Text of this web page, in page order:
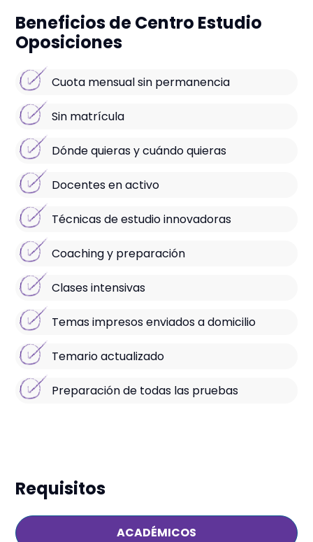
Beneficios de Centro Estudio
Oposiciones
Cuota mensual sin permanencia
Sin matrícula
Dónde quieras y cuándo quieras
Docentes en activo
Técnicas de estudio innovadoras
Coaching y preparación
Clases intensivas
Temas impresos enviados a domicilio
Temario actualizado
Preparación de todas las pruebas
Requisitos
ACADÉMICOS